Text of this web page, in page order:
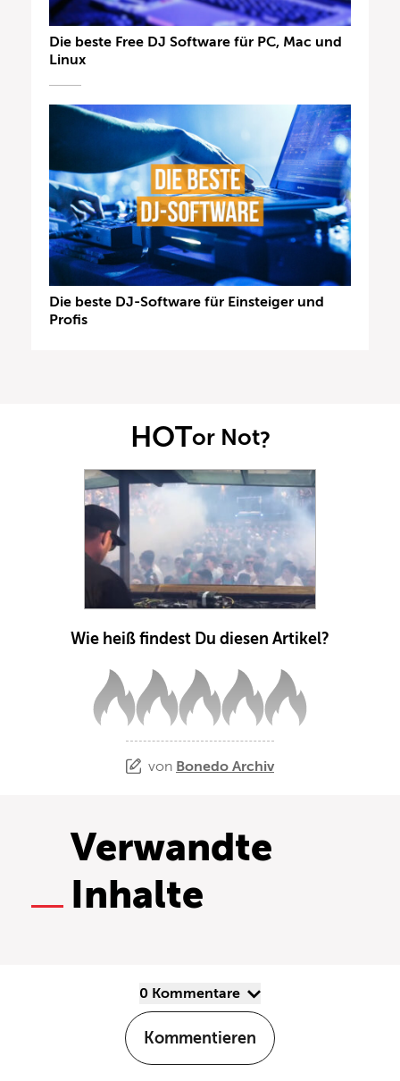
Die beste Free DJ Software für PC, Mac und
Linux
Die beste DJ-Software für Einsteiger und
Profis
HOTor Not?
Wie heiß findest Du diesen Artikel?
von Bonedo Archiv
Verwandte
Inhalte
0 Kommentare
Kommentieren